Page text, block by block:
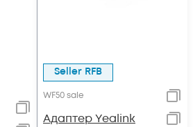
Seller RFB
WF50 sale
Адаптер Yealink